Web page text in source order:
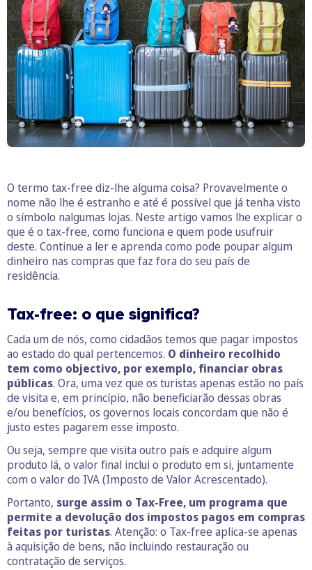
O termo tax-free diz-lhe alguma coisa? Provavelmente o
nome não lhe é estranho e até é possível que já tenha visto
o símbolo nalgumas lojas. Neste artigo vamos lhe explicar o
que é o tax-free, como funciona e quem pode usufruir
deste. Continue a ler e aprenda como pode poupar algum
dinheiro nas compras que faz fora do seu país de
residência.
Tax-free: o que significa?
Cada um de nós, como cidadãos temos que pagar impostos
ao estado do qual pertencemos. O dinheiro recolhido
tem como objectivo, por exemplo, financiar obras
públicas. Ora, uma vez que os turistas apenas estão no país
de visita e, em princípio, não beneficiarão dessas obras
e/ou benefícios, os governos locais concordam que não é
justo estes pagarem esse imposto.
Ou seja, sempre que visita outro país e adquire algum
produto lá, o valor final inclui o produto em si, juntamente
com o valor do IVA (Imposto de Valor Acrescentado).
Portanto, surge assim o Tax-Free, um programa que
permite a devolução dos impostos pagos em compras
feitas por turistas. Atenção: o Tax-free aplica-se apenas
à aquisição de bens, não incluindo restauração ou
contratação de serviços.